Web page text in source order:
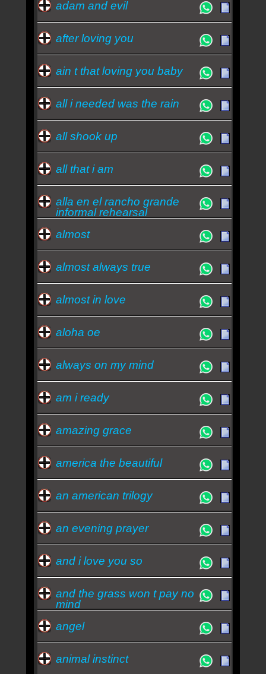
adam and evil
after loving you
ain t that loving you baby
all i needed was the rain
all shook up
all that i am
alla en el rancho grande
informal rehearsal
almost
almost always true
almost in love
aloha oe
always on my mind
am i ready
amazing grace
america the beautiful
an american trilogy
an evening prayer
and i love you so
and the grass won t pay no
mind
angel
animal instinct